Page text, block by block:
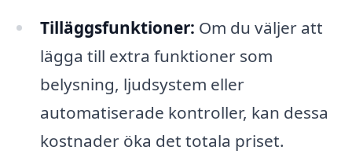
Tilläggsfunktioner: Om du väljer att
lägga till extra funktioner som
belysning, ljudsystem eller
automatiserade kontroller, kan dessa
kostnader öka det totala priset.